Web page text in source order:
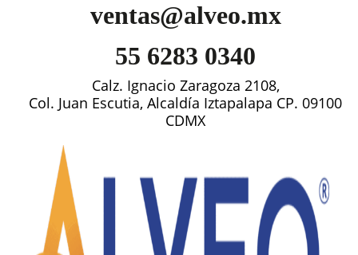
ventas@alveo.mx
55 6283 0340
Calz. Ignacio Zaragoza 2108,
Col. Juan Escutia, Alcaldía Iztapalapa CP. 09100
CDMX